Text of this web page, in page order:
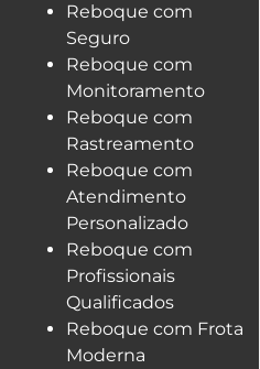
Reboque com
Seguro
Reboque com
Monitoramento
Reboque com
Rastreamento
Reboque com
Atendimento
Personalizado
Reboque com
Profissionais
Qualificados
Reboque com Frota
Moderna